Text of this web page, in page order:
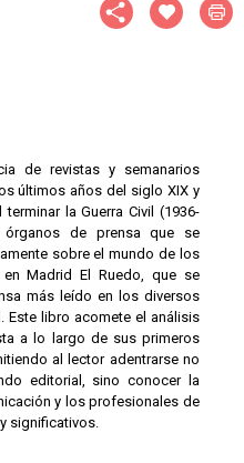
de revistas y semanarios
últimos años del siglo XIX y
la Guerra Civil (1936-
de prensa que se
sobre el mundo de los
Madrid El Ruedo, que se
más leído en los diversos
Este libro acomete el análisis
a lo largo de sus primeros
al lector adentrarse no
editorial, sino conocer la
y los profesionales de
significativos.